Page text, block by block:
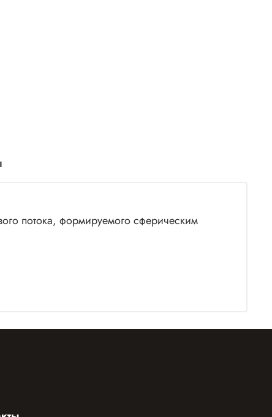
потока, формируемого сферическим